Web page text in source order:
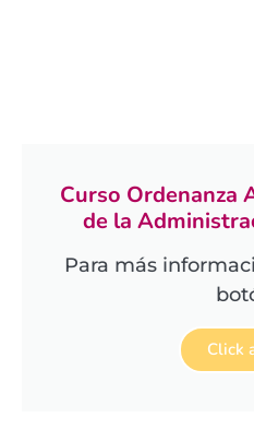
Curso Ordenanza
de la
Para más
Click